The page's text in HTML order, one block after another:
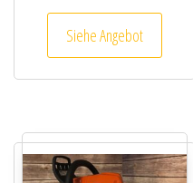
Siehe Angebot